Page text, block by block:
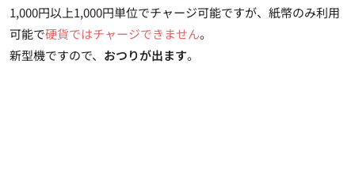
1,000円以上1,000円単位でチャージ可能ですが、紙幣のみ利用
可能で硬貨ではチャージできません。
新型機ですので、 おつりが出ます。